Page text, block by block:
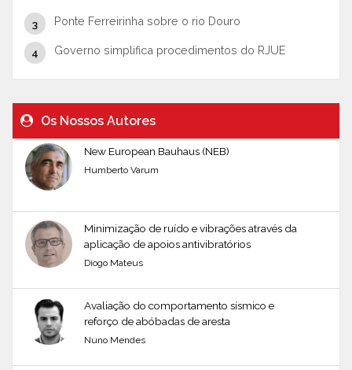
Ponte Ferreirinha sobre o rio Douro
Governo simplifica procedimentos do RJUE
Os Nossos Autores
New European Bauhaus (NEB)
Humberto Varum
Minimização de ruído e vibrações através da
aplicação de apoios antivibratórios
Diogo Mateus
Avaliação do comportamento sísmico e
reforço de abóbadas de aresta
Nuno Mendes